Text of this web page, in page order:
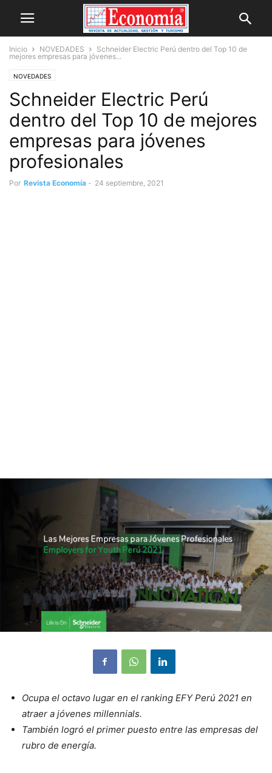
Inicio NOVEDADES
Schneider Electric Perú dentro del Top 10 de
mejores empresas para jóvenes...
NOVEDADES
Schneider Electric Perú
dentro del Top 10 de mejores
empresas para jóvenes
profesionales
Por Revista Economía - 24 septiembre, 2021
Ocupa el octavo lugar en el ranking EFY Perú 2021 en
atraer a jóvenes millennials.
También logró el primer puesto entre las empresas del
rubro de energía.